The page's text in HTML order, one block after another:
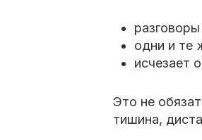
одни и те
исчезает
Это не
тишина,